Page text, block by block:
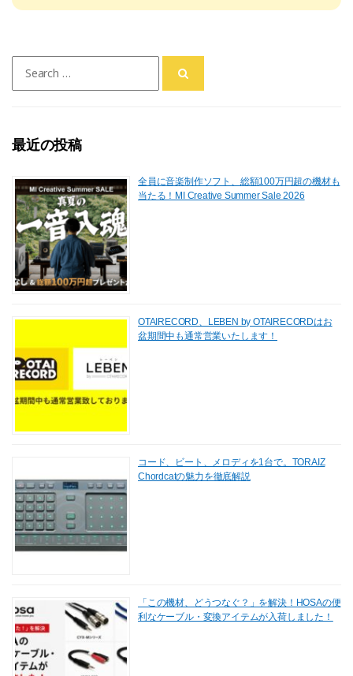
for:
最近の投稿
全員に音楽制作ソフト、総額100万円超の機材も
当たる！MI Creative Summer Sale 2026
OTAIRECORD、LEBEN by OTAIRECORDはお
盆期間中も通常営業いたします！
コード、ビート、メロディを1台で。TORAIZ
Chordcatの魅力を徹底解説
「この機材、どうつなぐ？」を解決！HOSAの便
利なケーブル・変換アイテムが入荷しました！